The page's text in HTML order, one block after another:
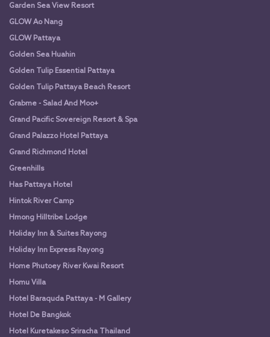
Garden Sea View Resort
GLOW Ao Nang
GLOW Pattaya
Golden Sea Huahin
Golden Tulip Essential Pattaya
Golden Tulip Pattaya Beach Resort
Grabme - Salad And Moo+
Grand Pacific Sovereign Resort & Spa
Grand Palazzo Hotel Pattaya
Grand Richmond Hotel
Greenhills
Has Pattaya Hotel
Hintok River Camp
Hmong Hilltribe Lodge
Holiday Inn & Suites Rayong
Holiday Inn Express Rayong
Home Phutoey River Kwai Resort
Homu Villa
Hotel Baraquda Pattaya - M Gallery
Hotel De Bangkok
Hotel Kuretakeso Sriracha Thailand